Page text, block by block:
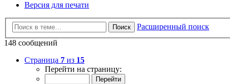
Версия для печати
Поиск
Расширенный поиск
148 сообщений
Страница 7 из 15
Перейти на страницу: